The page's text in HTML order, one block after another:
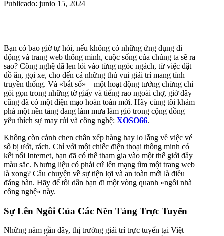
Publicado: junio 15, 2024
Bạn có bao giờ tự hỏi, nếu không có những ứng dụng di
động và trang web thông minh, cuộc sống của chúng ta sẽ ra
sao? Công nghệ đã len lỏi vào từng ngóc ngách, từ việc đặt
đồ ăn, gọi xe, cho đến cả những thú vui giải trí mang tính
truyền thống. Và «bắt số» – một hoạt động tưởng chừng chỉ
gói gọn trong những tờ giấy và tiếng rao ngoài chợ, giờ đây
cũng đã có một diện mạo hoàn toàn mới. Hãy cùng tôi khám
phá một nền tảng đang làm mưa làm gió trong cộng đồng
yêu thích sự may rủi và công nghệ: XOSO66.
Không còn cảnh chen chân xếp hàng hay lo lắng về việc vé
số bị ướt, rách. Chỉ với một chiếc điện thoại thông minh có
kết nối Internet, bạn đã có thể tham gia vào một thế giới đầy
màu sắc. Nhưng liệu có phải cứ lên mạng tìm một trang web
là xong? Câu chuyện về sự tiện lợi và an toàn mới là điều
đáng bàn. Hãy để tôi dẫn bạn đi một vòng quanh «ngôi nhà
công nghệ» này.
Sự Lên Ngôi Của Các Nền Tảng Trực Tuyến
Những năm gần đây, thị trường giải trí trực tuyến tại Việt